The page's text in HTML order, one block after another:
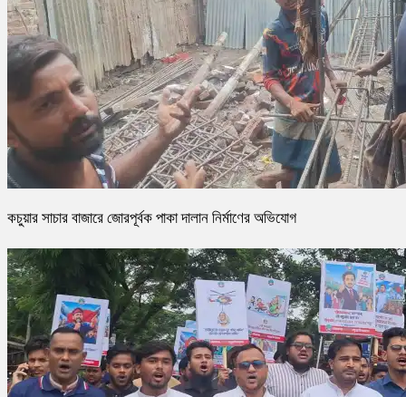
কচুয়ার সাচার বাজারে জোরপূর্বক পাকা দালান নির্মাণের অভিযোগ